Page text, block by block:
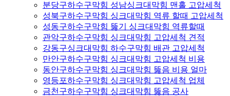
분당구하수구막힘 성남싱크대막힘 맨홀 고압세척
성북구하수구막힘 싱크대막힘 역류 할때 고압세척
성동구하수구막힘 뚫기 싱크대막힘 역류할때
관악구하수구막힘 싱크대막힘 고압세척 견적
강동구싱크대막힘 하수구막힘 배관 고압세척
만안구하수구막힘 싱크대막힘 고압세척 비용
동안구하수구막힘 싱크대막힘 뚫음 비용 얼마
영등포하수구막힘 싱크대막힘 고압세척 업체
금천구하수구막힘 싱크대막힘 뚫음 공사